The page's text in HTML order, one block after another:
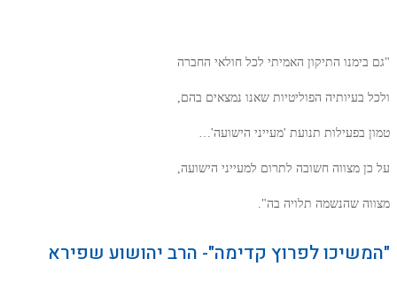
"גם בימנו התיקון האמיתי לכל חולאי החברה
ולכל בעיותיה הפוליטיות שאנו נמצאים בהם,
טמון בפעילות תנועת 'מעייני הישועה'…
על כן מצווה חשובה לתרום למעייני הישועה,
מצווה שהנשמה תלויה בה".
"המשיכו לפרוץ קדימה"- הרב יהושוע שפירא